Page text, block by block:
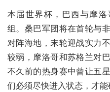
本届世界杯，巴西与摩
组。桑巴军团将在首轮与
对阵海地，末轮迎战实力
较弱，摩洛哥和苏格兰对
不久前的热身赛中曾让五
们必须尽快进入状态，才能